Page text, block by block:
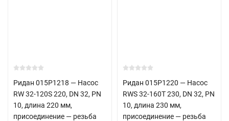
Ридан 015P1218 — Насос
RW 32-120S 220, DN 32, PN
10, длина 220 мм,
присоединение — резьба
Ридан 015P1220 — Насос
RWS 32-160T 230, DN 32, PN
10, длина 230 мм,
присоединение — резьба